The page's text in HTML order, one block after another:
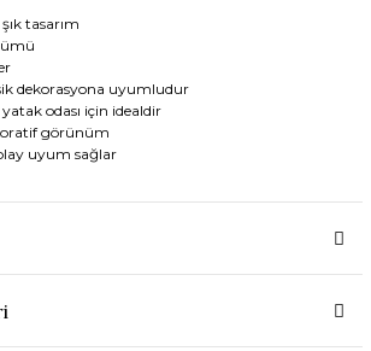
tasarım
dekorasyona uyumludur
odası için idealdir
görünüm
uyum sağlar